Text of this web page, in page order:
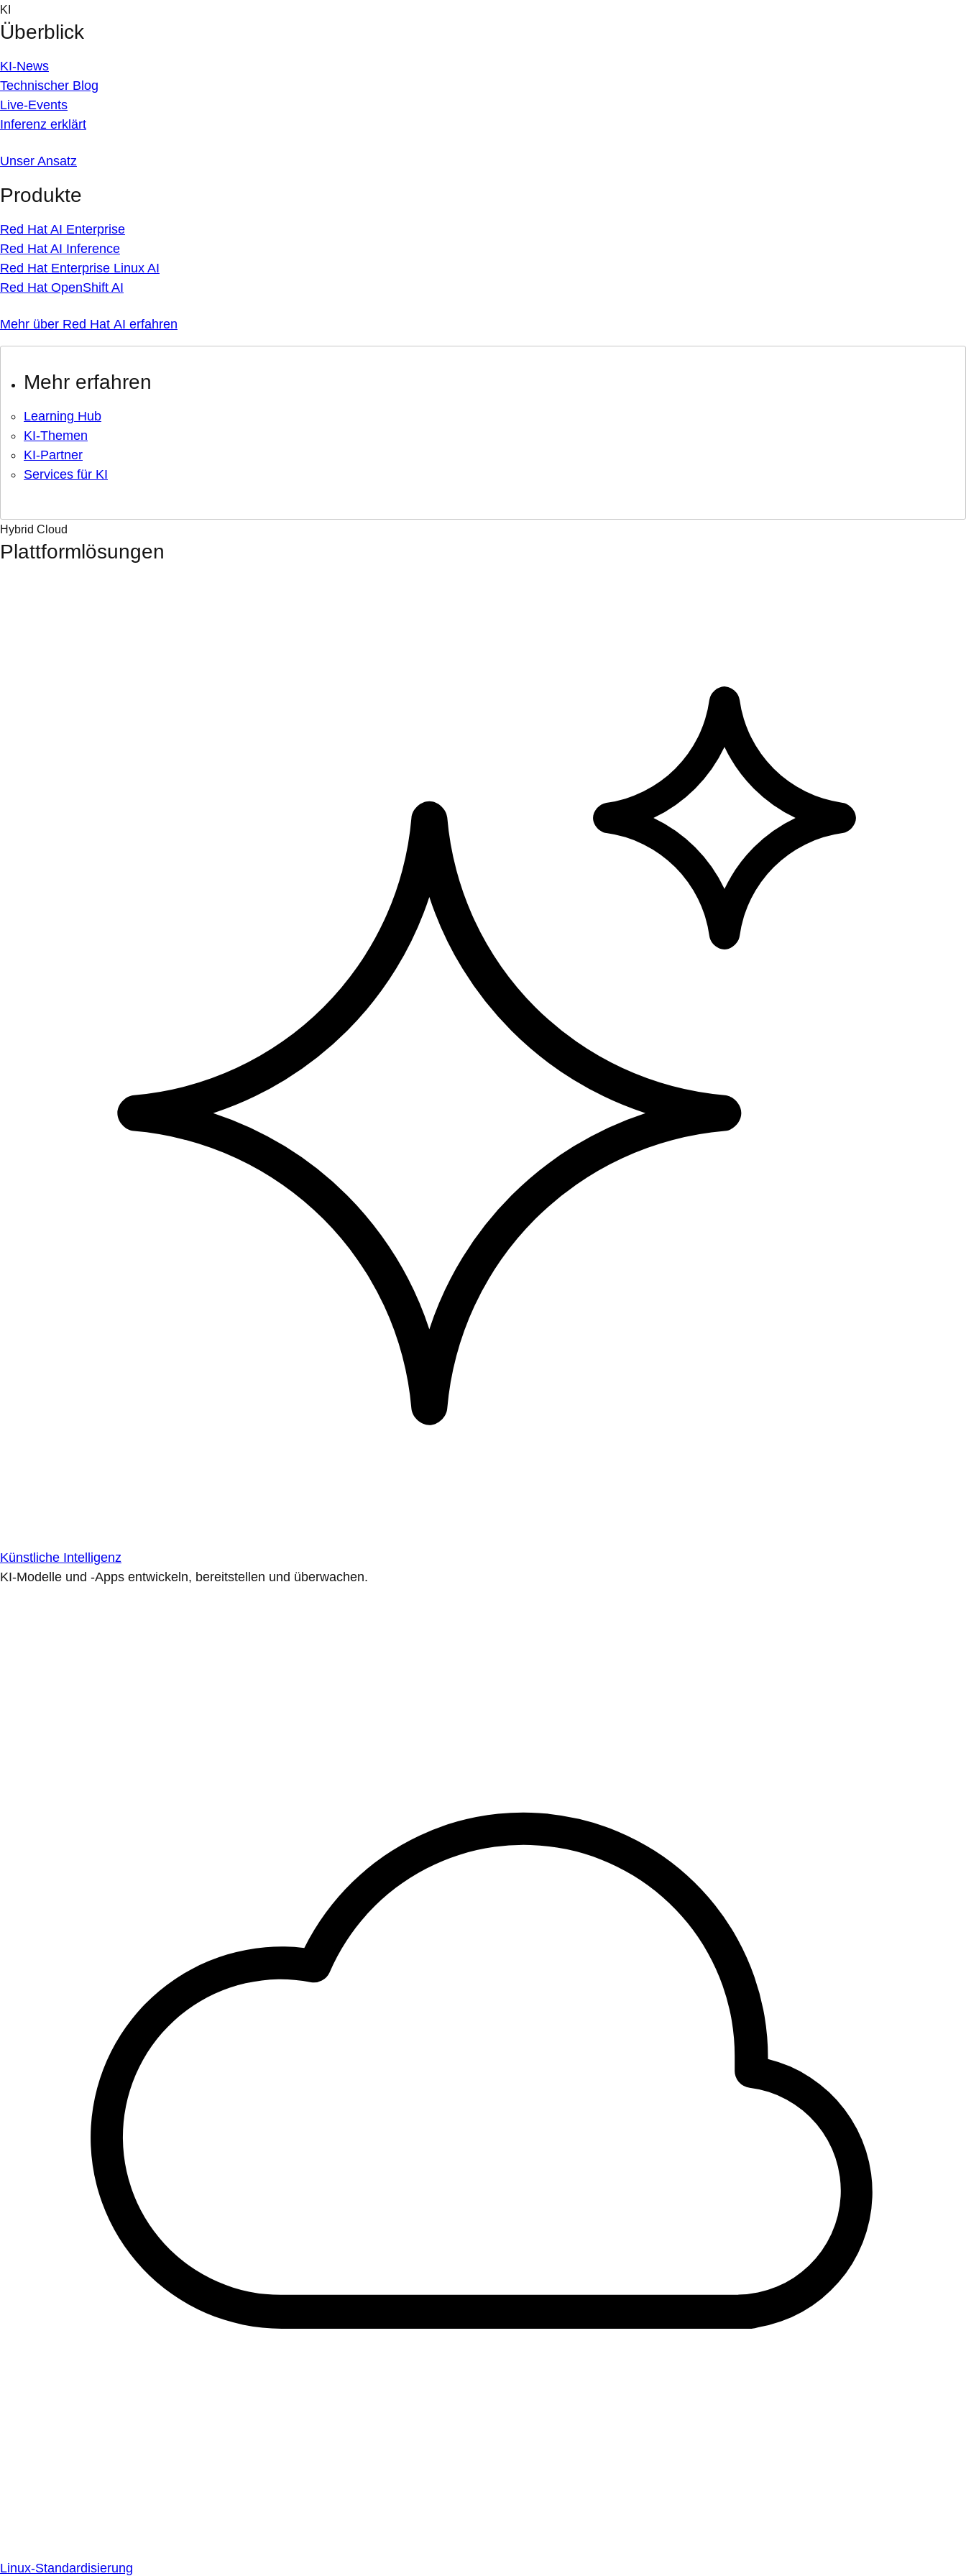
Skip
to
content
KI
Überblick
KI-News
Technischer Blog
Live-Events
Inferenz erklärt
Unser Ansatz
Produkte
Red Hat AI Enterprise
Red Hat AI Inference
Red Hat Enterprise Linux AI
Red Hat OpenShift AI
Mehr über Red Hat AI erfahren
Mehr erfahren
Learning Hub
KI-Themen
KI-Partner
Services für KI
Hybrid Cloud
Plattformlösungen
Künstliche Intelligenz
KI-Modelle und -Apps entwickeln, bereitstellen und überwachen.
Linux-Standardisierung